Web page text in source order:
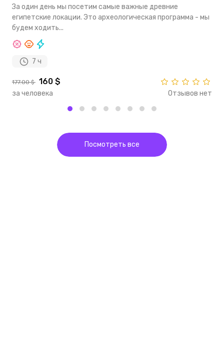
За один день мы посетим самые важные древние
египетские локации. Это археологическая программа - мы
будем ходить...
7 ч
177.00 $ 160 $
за человека Отзывов нет
Посмотреть все